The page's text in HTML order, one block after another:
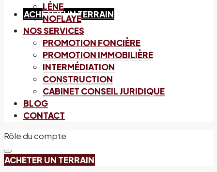
ACHETER UN TERRAIN
LÉNE
NOFLAYE
NOS SERVICES
PROMOTION FONCIÈRE
PROMOTION IMMOBILIÈRE
INTERMÉDIATION
CONSTRUCTION
CABINET CONSEIL JURIDIQUE
BLOG
CONTACT
Rôle du compte
ACHETER UN TERRAIN